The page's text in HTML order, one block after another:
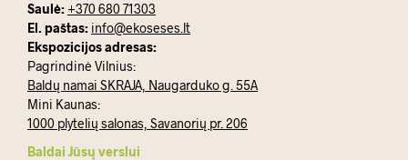
Saulė: +370 680 71303
El. paštas: info@ekoseses.lt
Ekspozicijos adresas:
Pagrindinė Vilnius:
Baldų namai SKRAJA, Naugarduko g. 55A
Mini Kaunas:
1000 plytelių salonas, Savanorių pr. 206
Baldai Jūsų verslui